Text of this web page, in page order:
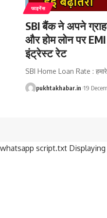
फाइनेंस
SBI बैंक ने अपने
और होम लोन पर EMI
इंट्रेस्ट रेट
SBI Home Loan Rate :
pukhtakhabar.in 19
whatsapp script.txt